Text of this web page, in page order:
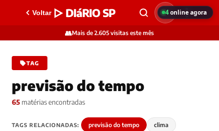
Voltar ▷ DIáRIO SP
👥Mais de 2.605 visitas este mês
TAG
previsão do tempo
65 matérias encontradas
TAGS RELACIONADAS: previsão do tempo clima
4online agora